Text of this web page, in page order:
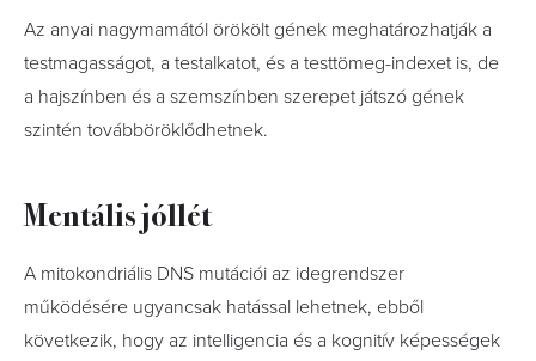
Az anyai nagymamától örökölt gének meghatározhatják a
testmagasságot, a testalkatot, és a testtömeg-indexet is, de
a hajszínben és a szemszínben szerepet játszó gének
szintén továbböröklődhetnek.
Mentális jóllét
A mitokondriális DNS mutációi az idegrendszer
működésére ugyancsak hatással lehetnek, ebből
következik, hogy az intelligencia és a kognitív képességek